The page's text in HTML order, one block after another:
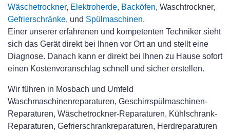
Wäschetrockner, Elektroherde, Backöfen, Waschtrockner,
Gefrierschränke, und Spülmaschinen.
Einer unserer erfahrenen und kompetenten Techniker sieht
sich das Gerät direkt bei Ihnen vor Ort an und stellt eine
Diagnose. Danach kann er direkt bei Ihnen zu Hause sofort
einen Kostenvoranschlag schnell und sicher erstellen.
Wir führen in Mosbach und Umfeld
Waschmaschinenreparaturen, Geschirrspülmaschinen-
Reparaturen, Wäschetrockner-Reparaturen, Kühlschrank-
Reparaturen, Gefrierschrankreparaturen, Herdreparaturen